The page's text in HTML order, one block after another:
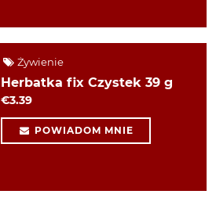
Żywienie
Herbatka fix Czystek 39 g
€3.39
POWIADOM MNIE